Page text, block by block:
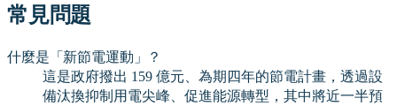
常見問題
什麼是「新節電運動」？
這是政府撥出 159 億元、為期四年的節電計畫，透過設
備汰換抑制用電尖峰、促進能源轉型，其中將近一半預